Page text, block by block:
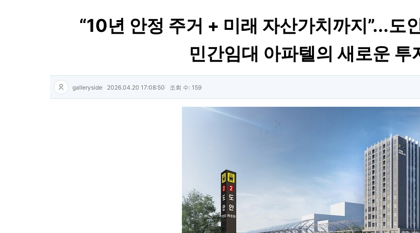
“10년 안정 주거 + 미래 자산가치까지”...도
민간임대 아파텔의 새로운 투
galleryside 2026.04.20 17:08:50 조회 수: 159